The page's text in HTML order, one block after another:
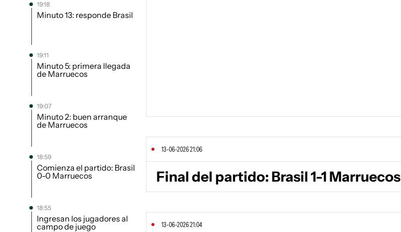
19:18
Minuto 13: responde Brasil
19:11
Minuto 5: primera llegada
de Marruecos
19:07
Minuto 2: buen arranque
de Marruecos
18:59
Comienza el partido: Brasil
0-0 Marruecos
18:55
Ingresan los jugadores al
campo de juego
13-06-2026 21:06
Final del partido: Brasil 1-1 Marruecos
13-06-2026 21:04